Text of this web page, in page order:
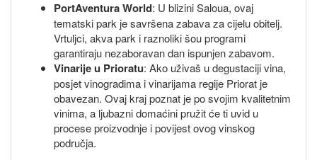
PortAventura World: U blizini Saloua, ovaj
tematski park je savršena zabava za cijelu obitelj.
Vrtuljci, akva park i raznoliki šou programi
garantiraju nezaboravan dan ispunjen zabavom.
Vinarije u Prioratu: Ako uživaš u degustaciji vina,
posjet vinogradima i vinarijama regije Priorat je
obavezan. Ovaj kraj poznat je po svojim kvalitetnim
vinima, a ljubazni domaćini pružit će ti uvid u
procese proizvodnje i povijest ovog vinskog
područja.